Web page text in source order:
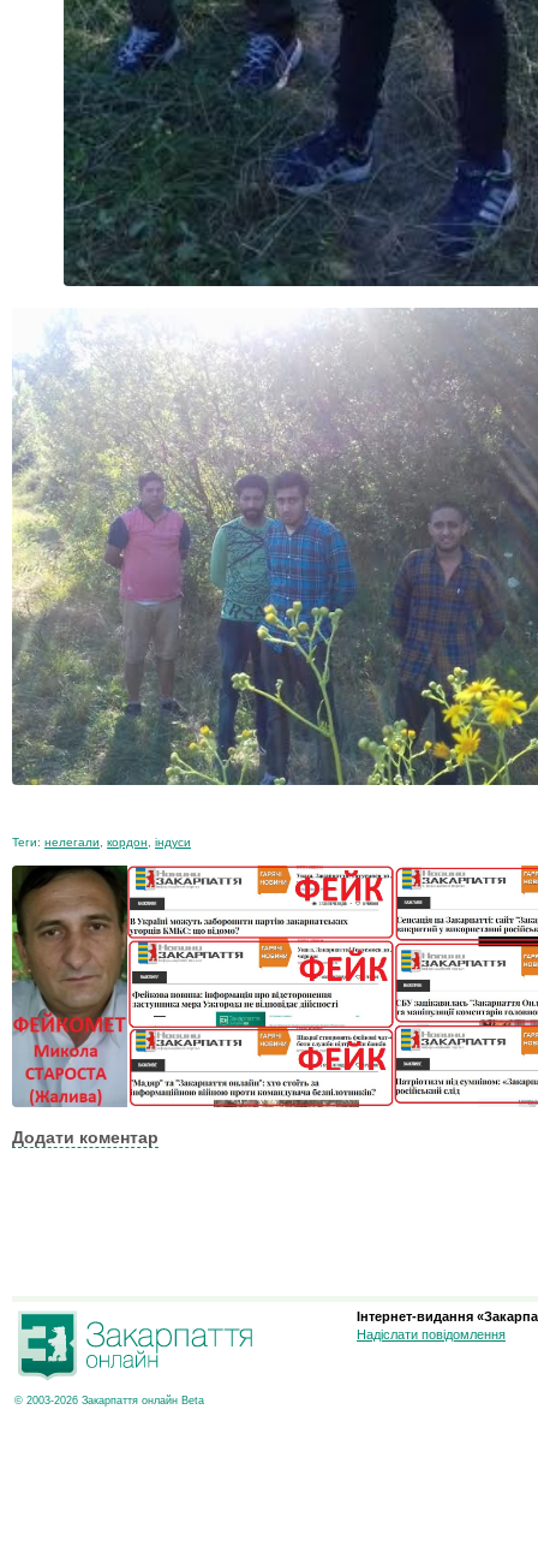
Теги: нелегали кордон індуси
Додати коментар
© 2003-2026 Закарпаття онлайн Beta
Інтернет-видання
Надіслати повідомлення